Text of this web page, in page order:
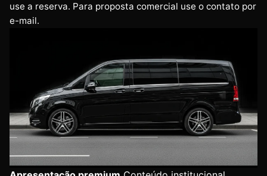
use a reserva. Para proposta comercial use o contato por
e-mail.